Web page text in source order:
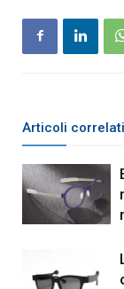
Articoli correlati